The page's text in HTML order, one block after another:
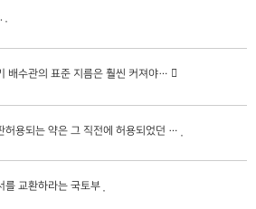
배수관의 표준 지름은 훨씬 커져야…
허용되는 약은 그 직전에 허용되었던 …
를 교환하라는 국토부